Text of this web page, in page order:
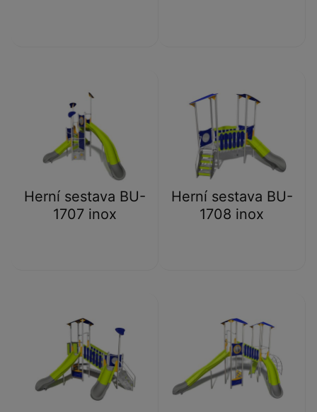
Herní sestava BU-
1707 inox
Herní sestava BU-
1708 inox